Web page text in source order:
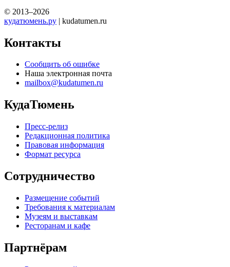
© 2013–2026
кудатюмень.ру | kudatumen.ru
Контакты
Сообщить об ошибке
Наша электронная почта
mailbox@kudatumen.ru
КудаТюмень
Пресс-релиз
Редакционная политика
Правовая информация
Формат ресурса
Сотрудничество
Размещение событий
Требования к материалам
Музеям и выставкам
Ресторанам и кафе
Партнёрам